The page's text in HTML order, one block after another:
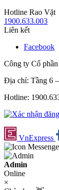
Hotline Rao Vặt
1900.633.003
Liên kết
Facebook
Công ty Cổ
Địa chỉ: Tầng 6
Hotline:
VnExpress
Admin
Online
×